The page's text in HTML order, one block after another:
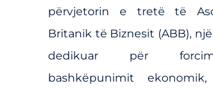
përvjetorin e tretë të
Britanik të Biznesit (ABB),
dedikuar për
bashkëpunimit